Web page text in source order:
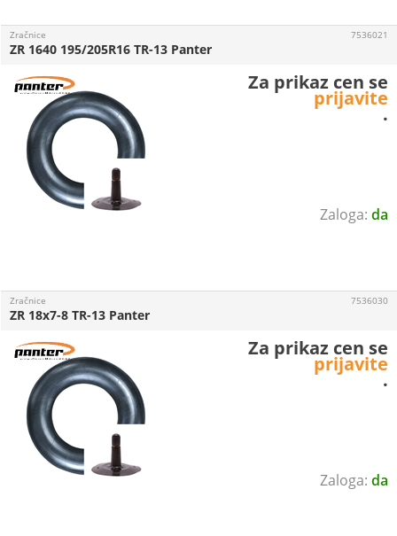
da
Zračnice
ZR 1640 195/205R16 TR-13 Panter
7536021
Za prikaz cen se
prijavite
.
da
Zračnice
ZR 18x7-8 TR-13 Panter
7536030
Za prikaz cen se
prijavite
.